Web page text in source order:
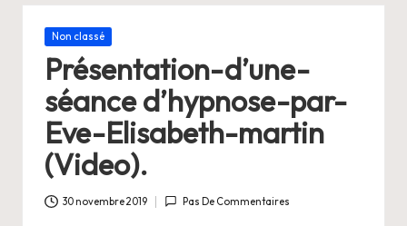
n
t
C
h
a
n
g
Posté
Non classé
Présentation-d’une-
séance d’hypnose-par-
Eve-Elisabeth-martin
(Video).
30 novembre 2019 Pas De Commentaires